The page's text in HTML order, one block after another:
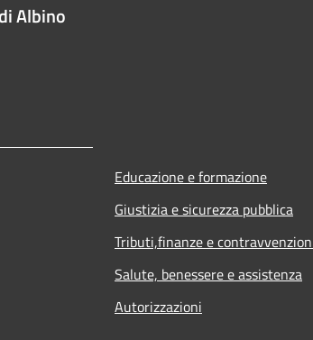
Albino
Educazione e formazione
Giustizia e sicurezza pubblica
Tributi,finanze e
Salute, benessere e assistenza
Autorizzazioni